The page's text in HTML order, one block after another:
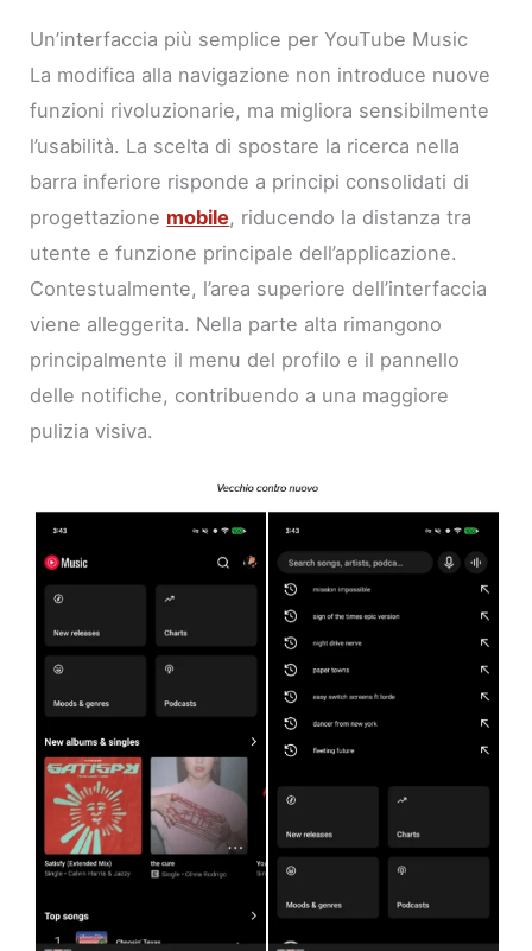
Un’interfaccia più semplice per YouTube Music
La modifica alla navigazione non introduce nuove
funzioni rivoluzionarie, ma migliora sensibilmente
l’usabilità. La scelta di spostare la ricerca nella
barra inferiore risponde a principi consolidati di
progettazione mobile, riducendo la distanza tra
utente e funzione principale dell’applicazione.
Contestualmente, l’area superiore dell’interfaccia
viene alleggerita. Nella parte alta rimangono
principalmente il menu del profilo e il pannello
delle notifiche, contribuendo a una maggiore
pulizia visiva.